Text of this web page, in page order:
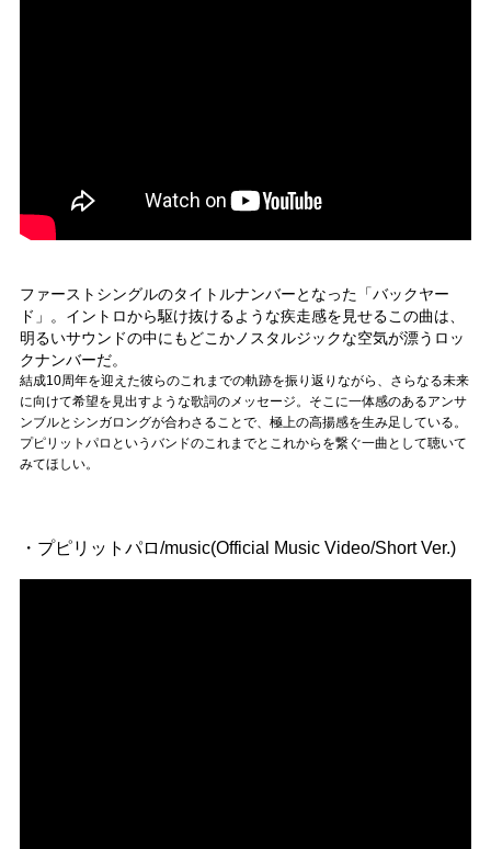
ファーストシングルのタイトルナンバーとなった「バックヤー
ド」。イントロから駆け抜けるような疾走感を見せるこの曲は、
明るいサウンドの中にもどこかノスタルジックな空気が漂うロッ
クナンバーだ。
結成10周年を迎えた彼らのこれまでの軌跡を振り返りながら、さらなる未来
に向けて希望を見出すような歌詞のメッセージ。そこに一体感のあるアンサ
ンブルとシンガロングが合わさることで、極上の高揚感を生み足している。
プピリットパロというバンドのこれまでとこれからを繋ぐ一曲として聴いて
みてほしい。
・プピリットパロ/music(Official Music Video/Short Ver.)